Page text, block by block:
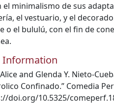
minimalismo de sus
el vestuario, y el
o el bululú, con el fin de
Information
and Glenda Y. Nieto-
Confinado.” Comedia
doi.org/10.5325/